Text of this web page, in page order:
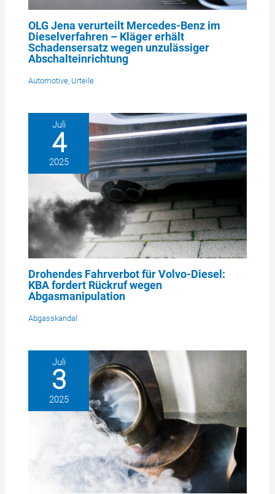
OLG Jena verurteilt Mercedes-Benz im
Dieselverfahren – Kläger erhält
Schadensersatz wegen unzulässiger
Abschalteinrichtung
Automotive, Urteile
Juli
4
2025
Drohendes Fahrverbot für Volvo-Diesel:
KBA fordert Rückruf wegen
Abgasmanipulation
Abgasskandal
Juli
3
2025